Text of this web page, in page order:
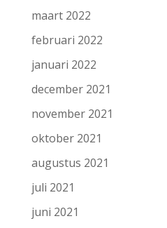
maart 2022
februari 2022
januari 2022
december 2021
november 2021
oktober 2021
augustus 2021
juli 2021
juni 2021